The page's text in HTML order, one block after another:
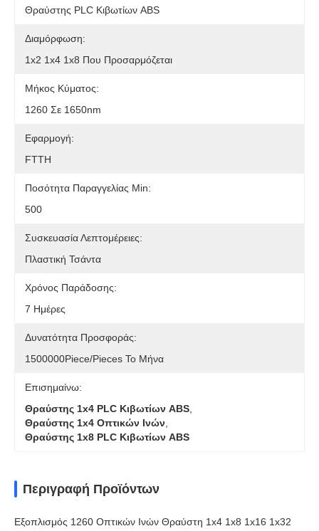
Θραύστης PLC Κιβωτίων ABS
Διαμόρφωση:
1x2 1x4 1x8 Που Προσαρμόζεται
Μήκος Κύματος:
1260 Σε 1650nm
Εφαρμογή:
FTTH
Ποσότητα Παραγγελίας Min:
500
Συσκευασία Λεπτομέρειες:
Πλαστική Τσάντα
Χρόνος Παράδοσης:
7 Ημέρες
Δυνατότητα Προσφοράς:
1500000Piece/Pieces Το Μήνα
Επισημαίνω:
Θραύστης 1x4 PLC Κιβωτίων ABS
Θραύστης 1x4 Οπτικών Ινών
Θραύστης 1x8 PLC Κιβωτίων ABS
Περιγραφή Προϊόντων
Εξοπλισμός 1260 Οπτικών Ινών Θραύστη 1x4 1x8 1x16 1x32